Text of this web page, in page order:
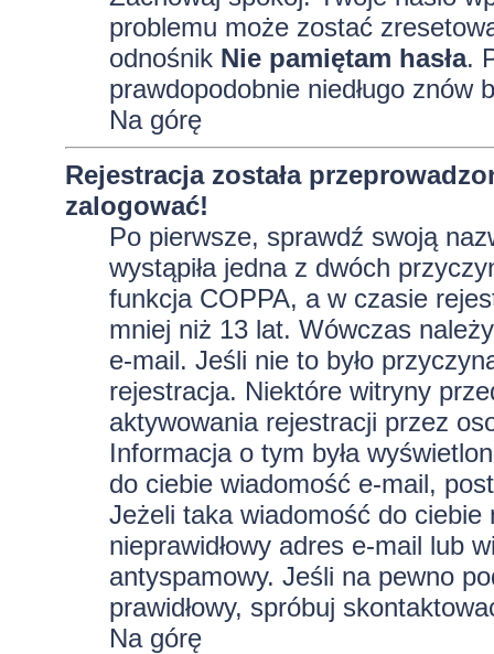
problemu może zostać
odnośnik Nie pamiętam hasła.
prawdopodobnie niedługo znów
Na górę
Rejestracja została
zalogować!
Po pierwsze, sprawdź swoją
wystąpiła jedna z dwóch
funkcja COPPA, a w czasie
mniej niż 13 lat. Wówczas
e-mail. Jeśli nie to było
rejestracja. Niektóre witryny
aktywowania rejestracji przez
Informacja o tym była
do ciebie wiadomość e-mail,
Jeżeli taka wiadomość do ciebie
nieprawidłowy adres e-mail lub
antyspamowy. Jeśli na pewno
prawidłowy, spróbuj
Na górę